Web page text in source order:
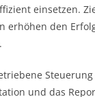
einsetzen.
erhöhen den
und das